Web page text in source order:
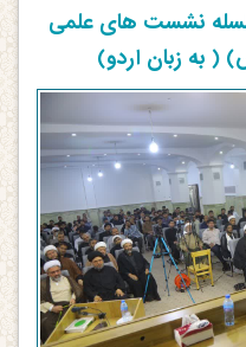
نشست های علمی
به زبان اردو)